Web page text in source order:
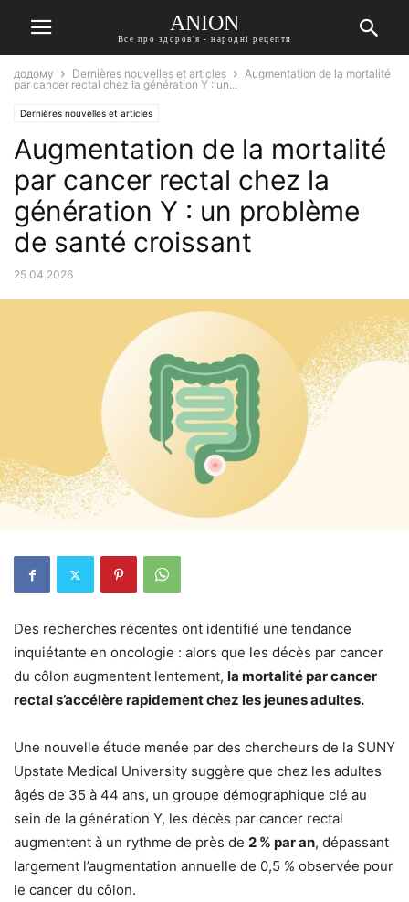
ANION
Все про здоров'я - народні рецепти
додому Dernières nouvelles et articles
Augmentation de la mortalité
par cancer rectal chez la génération Y : un...
Dernières nouvelles et articles
Augmentation de la mortalité
par cancer rectal chez la
génération Y : un problème
de santé croissant
25.04.2026
Des recherches récentes ont identifié une tendance
inquiétante en oncologie : alors que les décès par cancer
du côlon augmentent lentement, la mortalité par cancer
rectal s’accélère rapidement chez les jeunes adultes.
Une nouvelle étude menée par des chercheurs de la SUNY
Upstate Medical University suggère que chez les adultes
âgés de 35 à 44 ans, un groupe démographique clé au
sein de la génération Y, les décès par cancer rectal
augmentent à un rythme de près de 2 % par an, dépassant
largement l’augmentation annuelle de 0,5 % observée pour
le cancer du côlon.